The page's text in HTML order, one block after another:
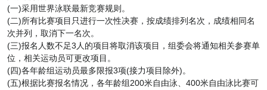
(一)采用世界泳联最新竞赛规则。
(二)所有比赛项目只进行一次性决赛，按成绩排列名次，成绩相同名
次并列，取消下一名次。
(三)报名人数不足3人的项目将取消该项目，组委会将通知相关参赛单
位，相关运动员可更改项目。
(四)各年龄组运动员最多限报3项(接力项目除外)。
(五)根据比赛报名情况，各年龄组200米自由泳、400米自由泳比赛可